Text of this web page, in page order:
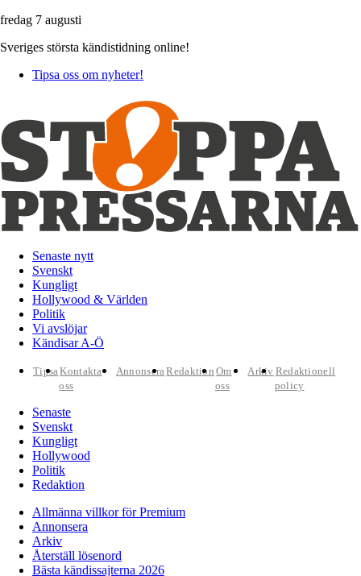
fredag 7 augusti
Sveriges största kändistidning online!
Tipsa oss om nyheter!
Senaste nytt
Svenskt
Kungligt
Hollywood & Världen
Politik
Vi avslöjar
Kändisar A-Ö
TipsaKontakta
oss
AnnonseraRedaktion Om
oss
Arkiv Redaktionell
policy
Senaste
Svenskt
Kungligt
Hollywood
Politik
Redaktion
Allmänna villkor för Premium
Annonsera
Arkiv
Återställ lösenord
Bästa kändissajterna 2026